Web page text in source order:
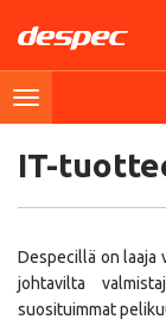
IT-
Despecillä on laaja
johtavilta
suosituimmat